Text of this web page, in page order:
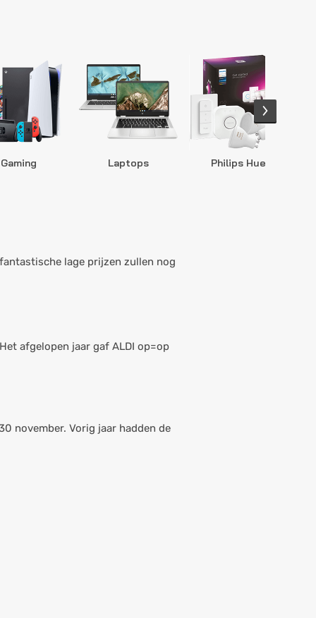
Gaming Laptops Philips Hue
lage prijzen zullen nog
afgelopen jaar gaf ALDI op=op
november. Vorig jaar hadden de